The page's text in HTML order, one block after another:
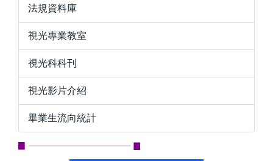
法規資料庫
視光專業教室
視光科科刊
視光影片介紹
畢業生流向統計